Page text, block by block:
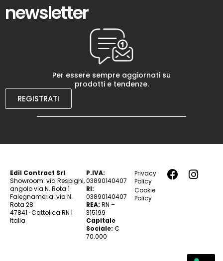
newsletter
Per essere sempre aggiornati su
prodotti e tendenze.
REGISTRATI
Edil Contract Srl
Showroom: via Respighi,
angolo via N. Rota 1
Falegnameria: via N.
Rota 28
47841 · Cattolica RN |
Italia
P.IVA:
03890140407
RI:
03890140407
REA: RN –
315199
Capitale
Sociale: €
70.000
Privacy
Policy
Cookie
Policy